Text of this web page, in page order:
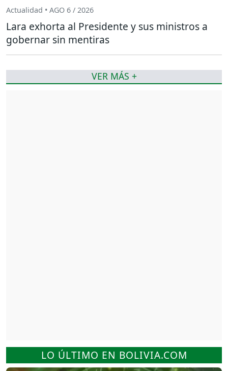
LO ÚLTIMO EN BOLIVIA.COM
Actualidad • AGO 6 / 2026
Lara exhorta al Presidente y sus ministros a
gobernar sin mentiras
VER MÁS +